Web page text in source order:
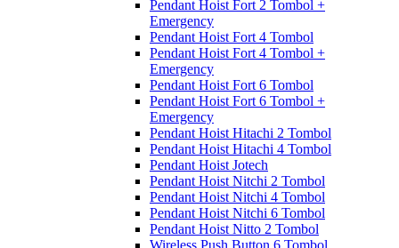
Pendant Hoist Fort 2 Tombol +
Emergency
Pendant Hoist Fort 4 Tombol
Pendant Hoist Fort 4 Tombol +
Emergency
Pendant Hoist Fort 6 Tombol
Pendant Hoist Fort 6 Tombol +
Emergency
Pendant Hoist Hitachi 2 Tombol
Pendant Hoist Hitachi 4 Tombol
Pendant Hoist Jotech
Pendant Hoist Nitchi 2 Tombol
Pendant Hoist Nitchi 4 Tombol
Pendant Hoist Nitchi 6 Tombol
Pendant Hoist Nitto 2 Tombol